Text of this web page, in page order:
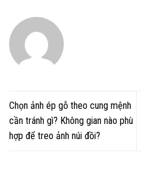
Chọn ảnh ép gỗ theo cung mệnh
cần tránh gì? Không gian nào phù
hợp để treo ảnh núi đồi?